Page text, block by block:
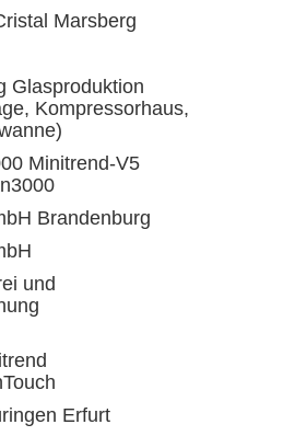
Marsberg
Glasproduktion
Kompressorhaus,
Minitrend-V5
Brandenburg
und
Erfurt